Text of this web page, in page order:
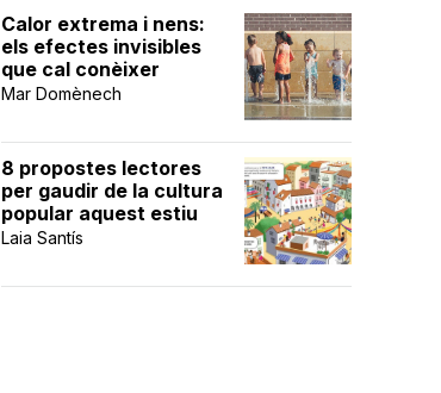
Calor extrema i nens:
els efectes invisibles
que cal conèixer
Mar Domènech
8 propostes lectores
per gaudir de la cultura
popular aquest estiu
Laia Santís